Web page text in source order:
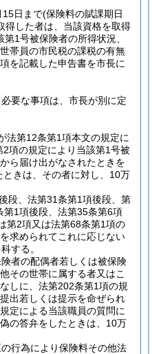
15日まで(保険料の賦課期日
得した者は、当該資格を取得
第1号被保険者の所得状況、
帯員の市民税の課税の有無
を記載した申告書を市長に
要な事項は、市長が別に定
法第12条第1項本文の規定に
2項の規定により当該第1号被
ら届け出がなされたときを
ときは、その者に対し、10万
段、法第31条第1項後段、第
1項後段、法第35条第6項
第2項又は法第68条第1項の
求められてこれに応じない
する。
者の配偶者若しくは被保険
その世帯に属する者又はこ
しに、法第202条第1項の規
出若しくは提示を命ぜられ
定による当該職員の質問に
の答弁をしたときは、10万
行為により保険料その他法